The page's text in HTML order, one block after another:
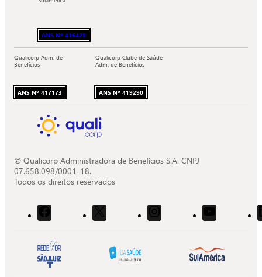
ANS Nº 416428
Qualicorp Adm. de
Benefícios
ANS Nº 417173
Qualicorp Clube de Saúde
Adm. de Benefícios
ANS Nº 419290
© Qualicorp Administradora de Benefícios S.A. CNPJ
07.658.098/0001-18.
Todos os direitos reservados
Acessar
o
Facebook
da
Quali.
Acessar
o
X
Quali.
Acessar
o
Instagram
Acessar
o
Youtube
Quali.